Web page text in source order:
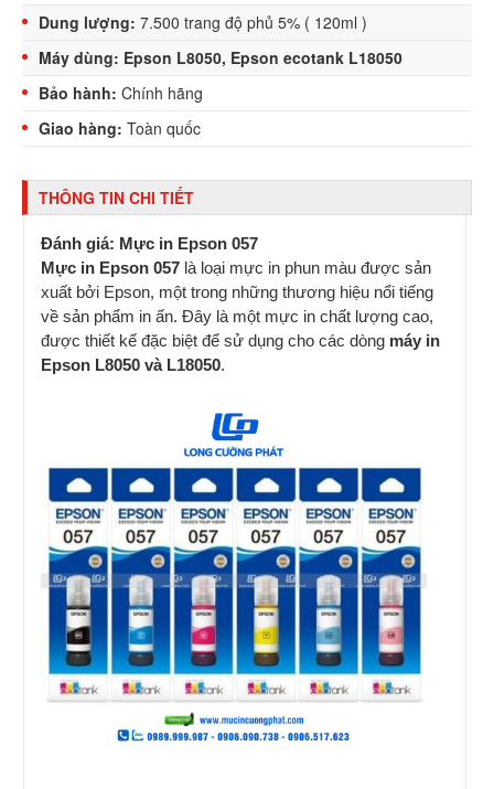
Dung lượng: 7.500 trang độ phủ 5% ( 120ml )
Máy dùng: Epson L8050, Epson ecotank L18050
Bảo hành: Chính hãng
Giao hàng: Toàn quốc
THÔNG TIN CHI TIẾT
Đánh giá: Mực in Epson 057
Mực in Epson 057 là loại mực in phun màu được sản
xuất bởi Epson, một trong những thương hiệu nổi tiếng
về sản phẩm in ấn. Đây là một mực in chất lượng cao,
được thiết kế đặc biệt để sử dụng cho các dòng máy in
Epson L8050 và L18050.